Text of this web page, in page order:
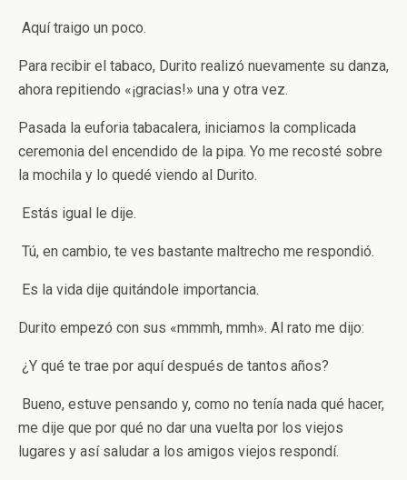
­ Aquí traigo un poco.
Para recibir el tabaco, Durito realizó nuevamente su danza,
ahora repitiendo «¡gracias!» una y otra vez.
Pasada la euforia tabacalera, iniciamos la complicada
ceremonia del encendido de la pipa. Yo me recosté sobre
la mochila y lo quedé viendo al Durito.
­ Estás igual ­le dije.
­ Tú, en cambio, te ves bastante maltrecho ­me respondió.
­ Es la vida ­dije quitándole importancia.
Durito empezó con sus «mmmh, mmh». Al rato me dijo:
­ ¿Y qué te trae por aquí después de tantos años?
­ Bueno, estuve pensando y, como no tenía nada qué hacer,
me dije que por qué no dar una vuelta por los viejos
lugares y así saludar a los amigos viejos ­respondí.